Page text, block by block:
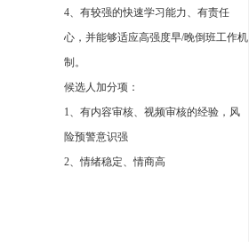
4、有较强的快速学习能力、有责任
心，并能够适应高强度早/晚倒班工作机
制。
候选人加分项：
1、有内容审核、视频审核的经验，风
险预警意识强
2、情绪稳定、情商高